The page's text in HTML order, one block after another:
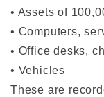
• Assets of
• Computers,
• Office desks,
• Vehicles
These are